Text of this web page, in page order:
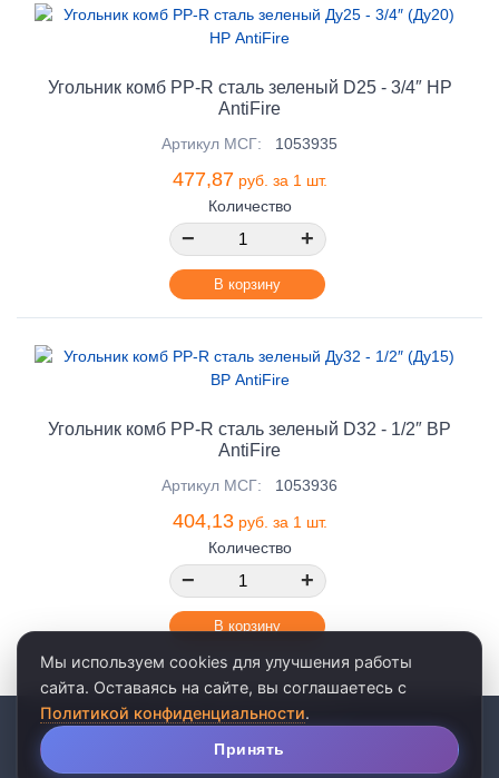
Угольник комб PP-R сталь зеленый D25 - 3/4″ НР
AntiFire
Артикул МСГ: 1053935
477,87руб. за 1 шт.
Количество
− +
В корзину
Угольник комб PP-R сталь зеленый D32 - 1/2″ ВР
AntiFire
Артикул МСГ: 1053936
404,13руб. за 1 шт.
Количество
− +
В корзину
© 2026 · ООО «АКВАРЕЛЬ»
Популярные страницы
Цены и характеристики товаров носят информативный характер и
Мы используем cookies для улучшения работы
сайта. Оставаясь на сайте, вы соглашаетесь с
Политикой конфиденциальности.
Принять